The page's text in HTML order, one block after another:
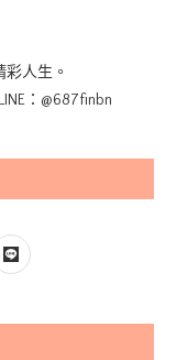
人生。
：@687finbn